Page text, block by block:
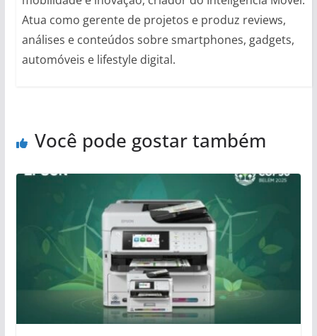
Atua como gerente de projetos e produz reviews,
análises e conteúdos sobre smartphones, gadgets,
automóveis e lifestyle digital.
Você pode gostar também